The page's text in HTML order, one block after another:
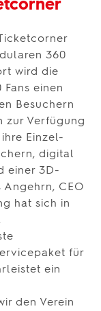
360
wird die
einen
Besuchern
zur Verfügung
Einzel-
digital
einer 3D-
CEO
hat sich in
für
ein
den Verein